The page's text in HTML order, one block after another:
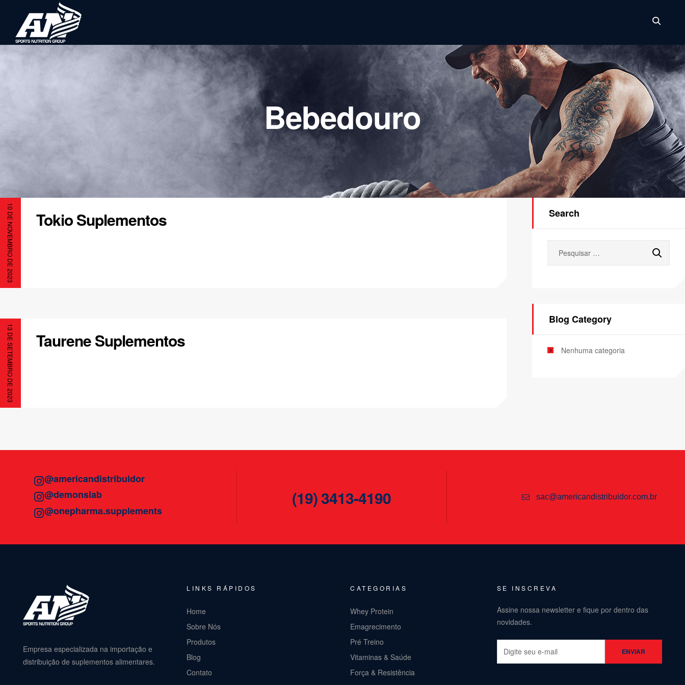
Bebedouro
10 DE NOVEMBRO DE 2023 Tokio Suplementos
13 DE SETEMBRO DE 2023 Taurene Suplementos
Search
Blog Category
Nenhuma categoria
@americandistribuidor
@demonslab
@onepharma.supplements
(19) 3413-4190 sac@americandistribuidor.com.br
Empresa especializada na importação e
distribuição de suplementos alimentares.
LINKS RÁPIDOS
Home
Sobre Nós
Produtos
Blog
Contato
CATEGORIAS
Whey Protein
Emagrecimento
Pré Treino
Vitaminas & Saúde
Força & Resistência
SE INSCREVA
Assine nossa newsletter e fique por dentro das
novidades.